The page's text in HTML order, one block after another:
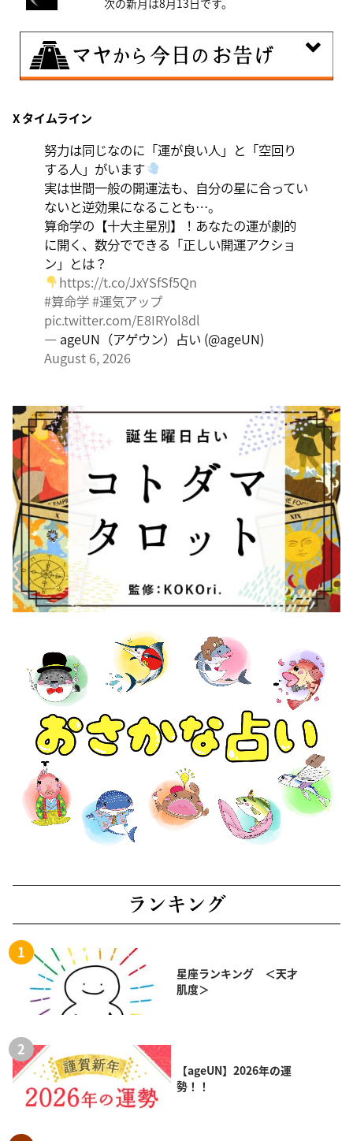
大きくエネルギーを放出する日。日々の活力をため込ん
X タイムライン
努力は同じなのに「運が良い人」と「空回り
する人」がいます
実は世間一般の開運法も、自分の星に合ってい
ないと逆効果になることも…。
算命学の【十大主星別】！あなたの運が劇的
に開く、数分でできる「正しい開運アクショ
ン」とは？
https://t.co/JxYSfSf5Qn
#算命学#運気アップ
pic.twitter.com/E8IRYol8dl
— ageUN（アゲウン）占い (@ageUN)
August 6, 2026
ランキング
星座ランキング ＜天才
肌度＞
【ageUN】2026年の運
勢！！